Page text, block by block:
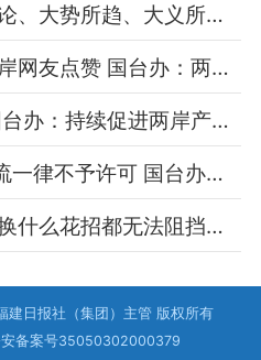
国台办：统一是历史定论、大势所趋、大义所在、民心所向
福建向金门供水引发两岸网友点赞 国台办：两岸一家亲 共饮一江水
中欧班列成重要通道 国台办：持续促进两岸产业融合与高质量发展
台陆委会称涉“统战”交流一律不予许可 国台办回应
国台办：民进党当局变换什么花招都无法阻挡祖国统一大势
日报社（集团）主管 版权所有
备案号35050302000379